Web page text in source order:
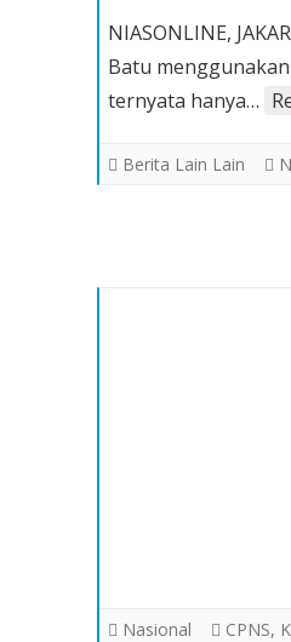
NIASONLINE,
Batu
ternyata hanya…
Berita Lain Lain
Nasional CPNS,